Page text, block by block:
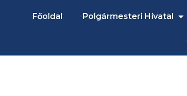
Főoldal Polgármesteri Hivatal